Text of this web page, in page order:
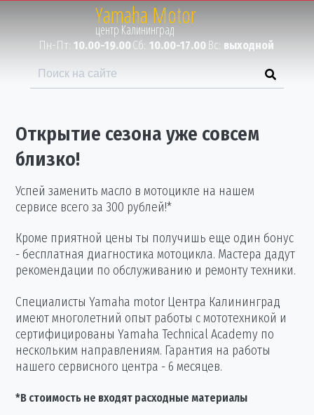
Yamaha Motor
Пн-Пт: 10.00-19.00Сб: 10.00-17.00 Вс: выходной
Открытие сезона уже совсем
близко!
Успей заменить масло в мотоцикле на нашем
сервисе всего за 300 рублей!*
Кроме приятной цены ты получишь еще один бонус
- бесплатная диагностика мотоцикла. Мастера дадут
рекомендации по обслуживанию и ремонту техники.
Специалисты Yamaha motor Центра Калининград
имеют многолетний опыт работы с мототехникой и
сертифицированы Yamaha Technical Academy по
нескольким направлениям. Гарантия на работы
нашего сервисного центра - 6 месяцев.
*В стоимость не входят расходные материалы